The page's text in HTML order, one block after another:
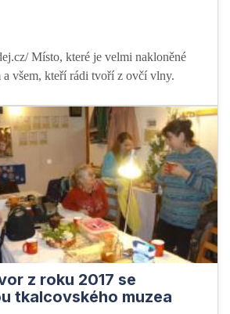
Místo, které je velmi nakloněné
a všem, kteří rádi tvoří z ovčí vlny.
z roku 2017 se
tkalcovského muzea